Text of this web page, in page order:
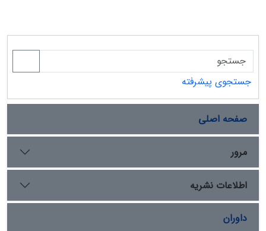
جستجوی پیشرفته
صفحه اصلی
مرور
اطلاعات نشریه
داوران